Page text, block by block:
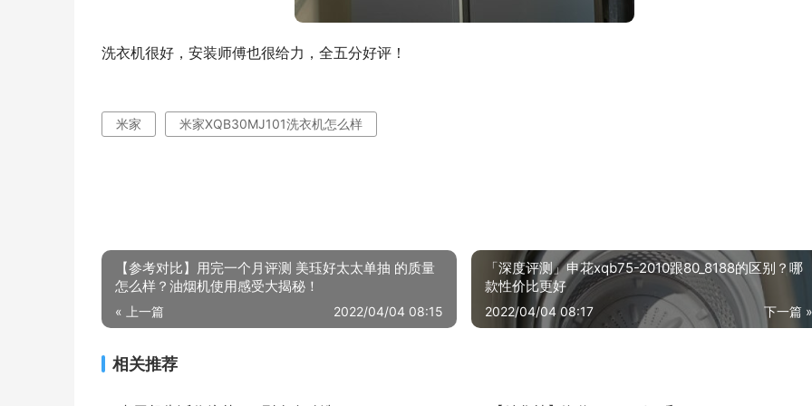
洗衣机很好，安装师傅也很给力，全五分好评！
米家 米家XQB30MJ101洗衣机怎么样
【参考对比】用完一个月评测 美珏好太太单抽 的质量
怎么样？油烟机使用感受大揭秘！
« 上一篇 2022/04/04 08:15
「深度评测」申花xqb75-2010跟80_8188的区别？哪
款性价比更好
下一篇 »
2022/04/04 08:17
相关推荐